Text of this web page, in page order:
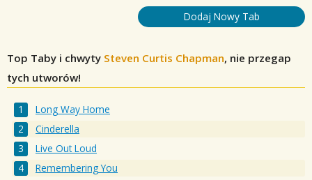
Dodaj Nowy Tab
Top Taby i chwyty Steven Curtis Chapman, nie przegap
tych utworów!
Long Way Home
Cinderella
Live Out Loud
Remembering You